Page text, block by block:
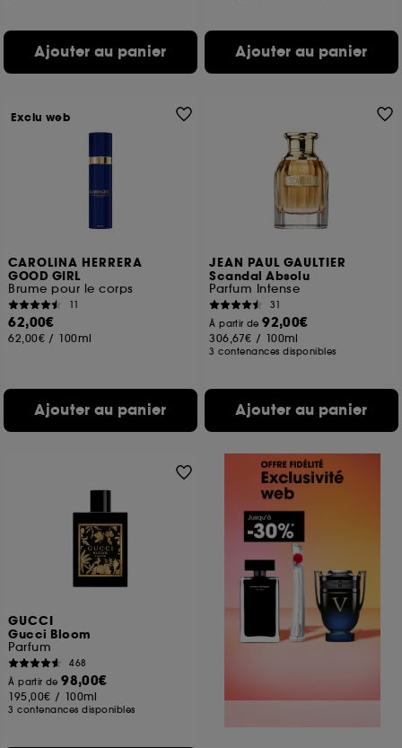
Ajouter au panier Ajouter au panier
CAROLINA HERRERA
GOOD GIRL
Brume pour le corps
11
62,00€
62,00€ / 100ml
Ajouter au panier
Exclu web
JEAN PAUL GAULTIER
Scandal Absolu
Parfum Intense
31
À partir de92,00€
306,67€ / 100ml
3 contenances disponibles
Ajouter au panier
GUCCI
Gucci Bloom
Parfum
468
À partir de98,00€
195,00€ / 100ml
3 contenances disponibles